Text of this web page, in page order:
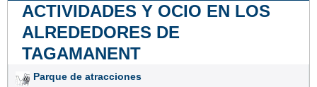
ACTIVIDADES Y OCIO EN LOS
ALREDEDORES DE
TAGAMANENT
Parque de atracciones